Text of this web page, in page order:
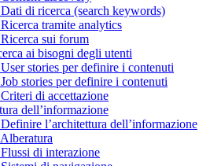
di ricerca (search keywords)
tramite analytics
sui forum
ai bisogni degli utenti
stories per definire i contenuti
stories per definire i contenuti
di accettazione
dell’informazione
l’architettura dell’informazione
di interazione